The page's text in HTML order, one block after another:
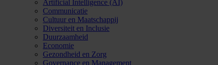
Artificial Intelligence (AI)
Communicatie
Cultuur en Maatschappij
Diversiteit en Inclusie
Duurzaamheid
Economie
Gezondheid en Zorg
Governance en Management